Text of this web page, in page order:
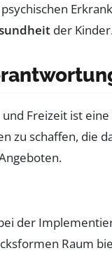
der
Freizeit ist
zu schaffen, die
der
Raum